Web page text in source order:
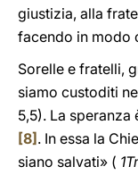
giustizia, alla
facendo in modo
Sorelle e fratelli,
siamo custoditi
5,5). La speranza
[8] . In essa la
siano salvati» (